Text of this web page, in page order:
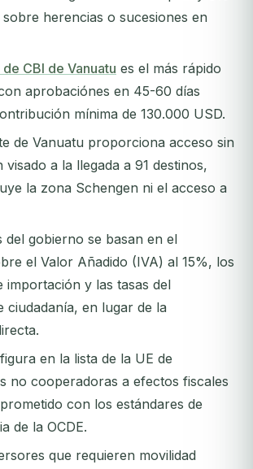
herencias o sucesiones en
CBI de Vanuatu es el más rápido
aprobaciónes en 45-60 días
mínima de 130.000 USD.
de Vanuatu proporciona acceso sin
visado a la llegada a 91 destinos,
la zona Schengen ni el acceso a
del gobierno se basan en el
el Valor Añadido (IVA) al 15%, los
importación y las tasas del
ciudadanía, en lugar de la
en la lista de la UE de
no cooperadoras a efectos fiscales
con los estándares de
de la OCDE.
que requieren movilidad